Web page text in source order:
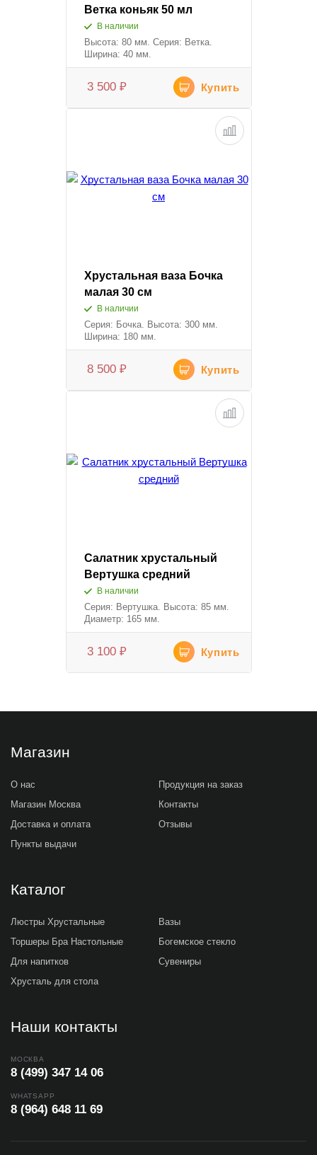
Ветка коньяк 50 мл
В наличии
Высота: 80 мм. Серия: Ветка.
Ширина: 40 мм.
3 500 ₽ Купить
Хрустальная ваза Бочка
малая 30 см
В наличии
Серия: Бочка. Высота: 300 мм.
Ширина: 180 мм.
8 500 ₽ Купить
Салатник хрустальный
Вертушка средний
В наличии
Серия: Вертушка. Высота: 85 мм.
Диаметр: 165 мм.
3 100 ₽ Купить
Магазин
О нас
Магазин Москва
Доставка и оплата
Пункты выдачи
Продукция на заказ
Контакты
Отзывы
Каталог
Люстры Хрустальные
Торшеры Бра Настольные
Для напитков
Хрусталь для стола
Вазы
Богемское стекло
Сувениры
Наши контакты
МОСКВА
8 (499) 347 14 06
WHATSAPP
8 (964) 648 11 69